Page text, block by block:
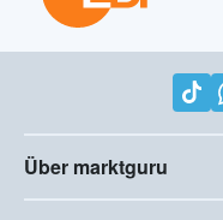
Über marktguru